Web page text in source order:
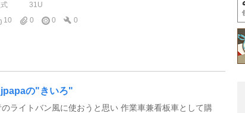
31U
10
0 0 0
の"きいろ"
のライトバン風に使おうと思い 作業車兼看板車として購